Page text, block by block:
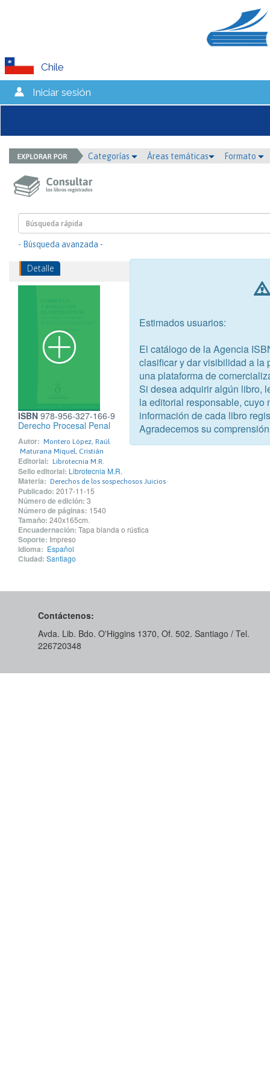
Chile
Iniciar sesión
Categorías Áreas temáticas Formato
- Búsqueda avanzada -
Detalle
ISBN 978-956-327-166-9
Derecho Procesal Penal
Autor: Montero López, Raúl
Maturana Miquel, Cristián
Editorial: Librotecnia M.R.
Sello editorial: Librotecnia M.R.
Materia: Derechos de los sospechosos Juicios
Publicado: 2017-11-15
Número de edición: 3
Número de páginas: 1540
Tamaño: 240x165cm.
Encuadernación: Tapa blanda o rústica
Soporte: Impreso
Idioma: Español
Ciudad: Santiago
Contáctenos:
Avda. Lib. Bdo. O'Higgins 1370, Of. 502. Santiago / Tel.
226720348
Estimados usuarios:
El catálogo de la Agencia
clasificar y dar visibilidad a la
una plataforma de
Si desea adquirir algún libro,
la editorial responsable, cuyo
información de cada libro
Agradecemos su